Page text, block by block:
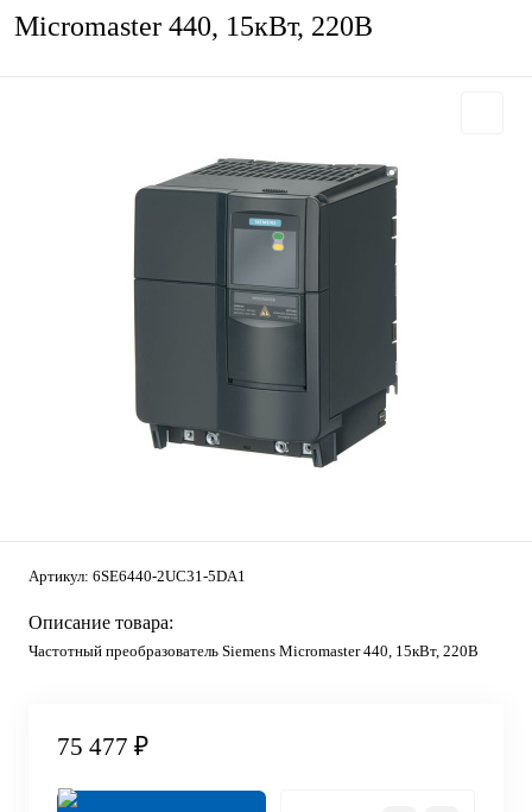
Micromaster 440, 15кВт, 220В
Артикул: 6SE6440-2UC31-5DA1
Описание товара:
Частотный преобразователь Siemens Micromaster 440, 15кВт, 220В
75 477 ₽